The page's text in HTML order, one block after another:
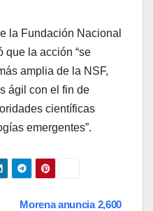
la Fundación Nacional
que la acción “se
amplia de la NSF,
ágil con el fin de
científicas
emergentes”.
Morena anuncia 2,600